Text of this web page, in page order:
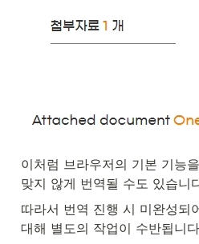
이처럼 브라우저의 기본 기능
맞지 않게 번역될 수도 있습니
따라서 번역 진행 시 미완성되
대해 별도의 작업이 수반됩니